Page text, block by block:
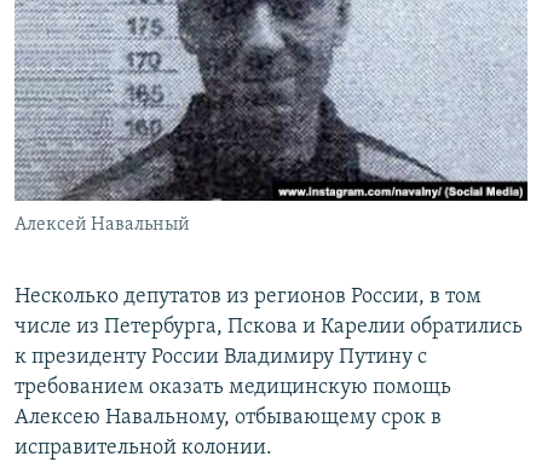
РАСПИСАНИЕ ВЕЩАНИЯ
ПОДПИШИТЕСЬ НА РАССЫЛКУ
СОЦИАЛЬНЫЕ СЕТИ
Все сайты РСЕ/РС
Алексей Навальный
Несколько депутатов из регионов России, в том
числе из Петербурга, Пскова и Карелии обратились
к президенту России Владимиру Путину с
требованием оказать медицинскую помощь
Алексею Навальному, отбывающему срок в
исправительной колонии.